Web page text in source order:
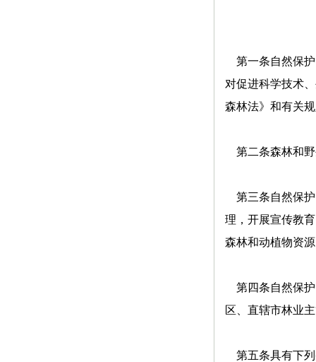
第一条自然保护
对促进科学技术
森林法》和有关
第二条森林和野
第三条自然保护
理，开展宣传教
森林和动植物资
第四条自然保护
区、直辖市林业
第五条具有下列